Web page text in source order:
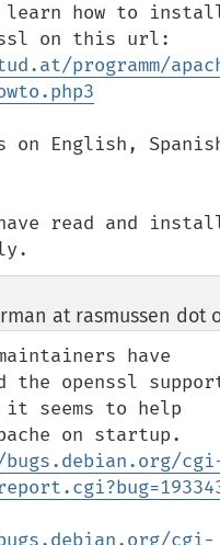
learn how to
programm/
on English,
read and
at rasmussen dot
have
the openssl
it seems to help
on startup.
cgi-